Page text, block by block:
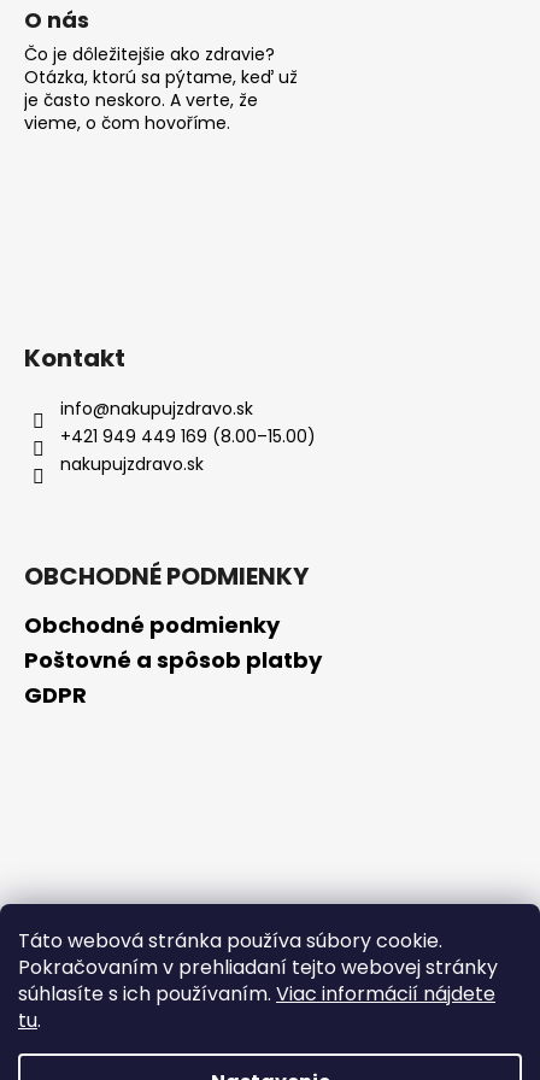
Táto webová stránka používa súbory cookie.
Pokračovaním v prehliadaní tejto webovej stránky
súhlasíte s ich používaním. Viac informácií nájdete
tu.
u
O nás
Čo je dôležitejšie ako zdravie?
Otázka, ktorú sa pýtame, keď už
je často neskoro. A verte, že
vieme, o čom hovoříme.
Kontakt
info@nakupujzdravo.sk
+421 949 449 169 (8.00–15.00)
nakupujzdravo.sk
OBCHODNÉ PODMIENKY
Obchodné podmienky
Poštovné a spôsob platby
GDPR